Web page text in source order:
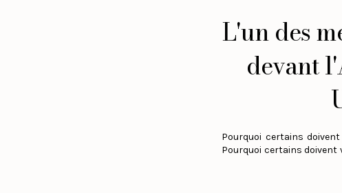
L'un des
devant
Pourquoi certains
Pourquoi certains doivent